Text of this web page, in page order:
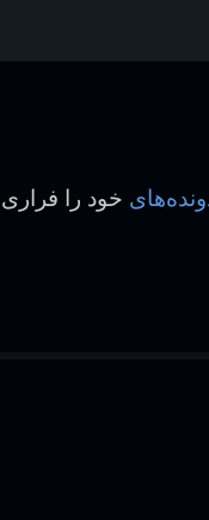
خود را فراری